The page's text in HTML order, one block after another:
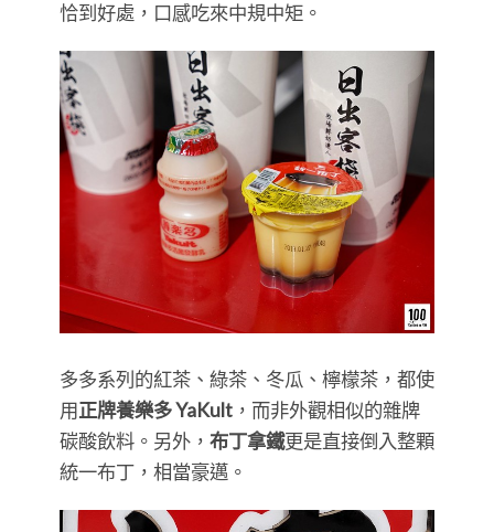
恰到好處，口感吃來中規中矩。
多多系列的紅茶、綠茶、冬瓜、檸檬茶，都使
用正牌養樂多 YaKult ，而非外觀相似的雜牌
碳酸飲料。另外， 布丁拿鐵更是直接倒入整顆
統一布丁，相當豪邁。